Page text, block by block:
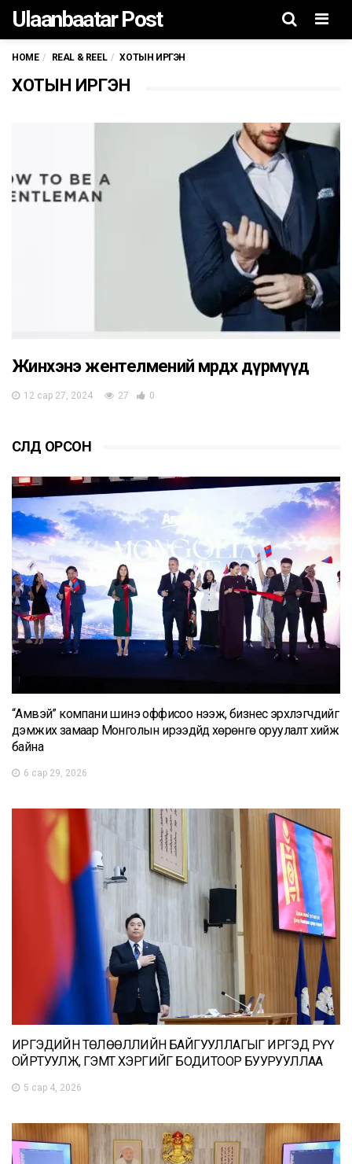
Menu
Ulaanbaatar Post
HOME REAL & REEL ХОТЫН ИРГЭН
ХОТЫН ИРГЭН
Жинхэнэ жентелмений мөрдөх дүрмүүд
12 сар 27, 2024 27 0
СҮҮЛД ОРСОН
“Амвэй” компани шинэ оффисоо нээж, бизнес эрхлэгчдийг
дэмжих замаар Монголын ирээдүйд хөрөнгө оруулалт хийж
байна
6 сар 29, 2026
ИРГЭДИЙН ТӨЛӨӨЛЛИЙН БАЙГУУЛЛАГЫГ ИРГЭД РҮҮ
ОЙРТУУЛЖ, ГЭМТ ХЭРГИЙГ БОДИТООР БУУРУУЛЛАА
5 сар 4, 2026